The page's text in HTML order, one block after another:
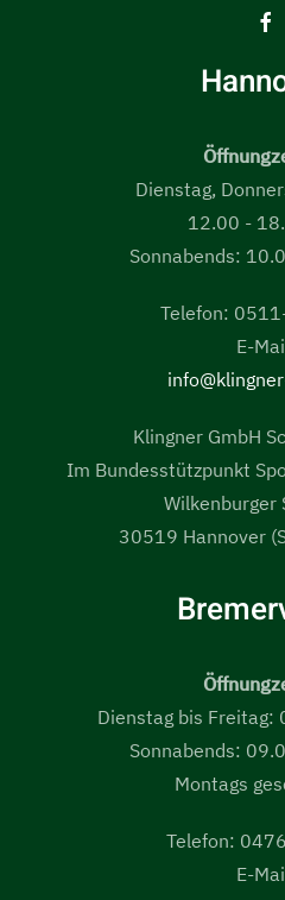
Dienstag,
12.00 -
Sonnabends:
Telefon:
E-
Klingner GmbH
Im Bundesstützpunkt
Wilkenburger
30519 Hannover
Dienstag bis
Sonnabends:
Montags
Telefon:
E-